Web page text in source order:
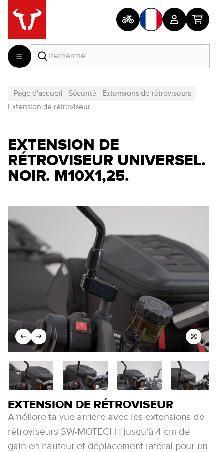
Page d'accueil Sécurité
Extensions de rétroviseurs
Extension de rétroviseur
EXTENSION DE
RÉTROVISEUR UNIVERSEL.
NOIR. M10X1,25.
EXTENSION DE RÉTROVISEUR
Améliore ta vue arrière avec les extensions de
rétroviseurs SW-MOTECH : jusqu'à 4 cm de
gain en hauteur et déplacement latéral pour un